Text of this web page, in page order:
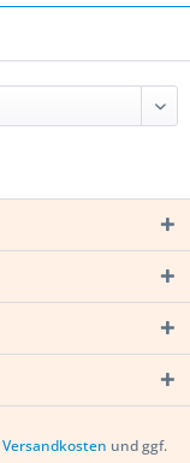
Versandkosten und ggf.